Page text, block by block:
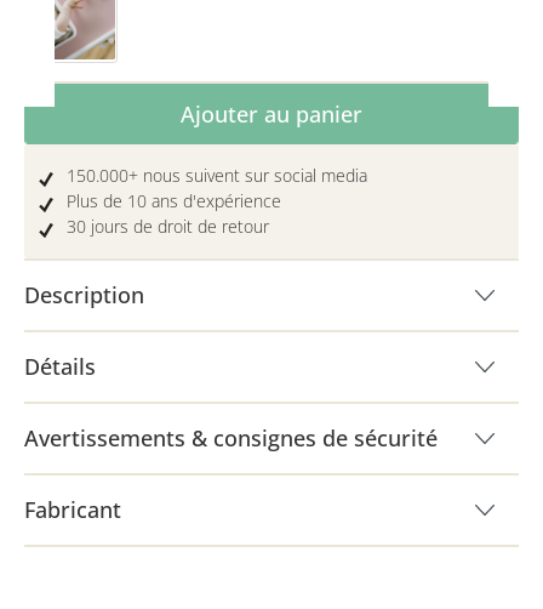
Violet clair
Quantité de produit : Entrez la quantité
Ajouter au panier
150.000+ nous suivent sur social media
Plus de 10 ans d'expérience
30 jours de droit de retour
Description
Détails
Avertissements & consignes de sécurité
Fabricant